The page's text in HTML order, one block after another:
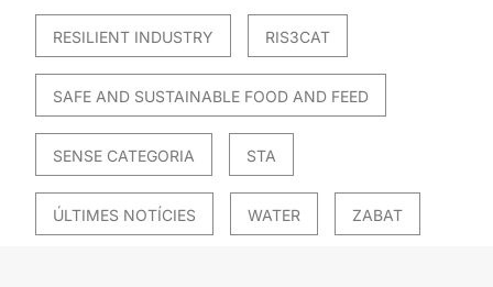
RESILIENT INDUSTRY RIS3CAT
SAFE AND SUSTAINABLE FOOD AND FEED
SENSE CATEGORIA STA
ÚLTIMES NOTÍCIES WATER ZABAT